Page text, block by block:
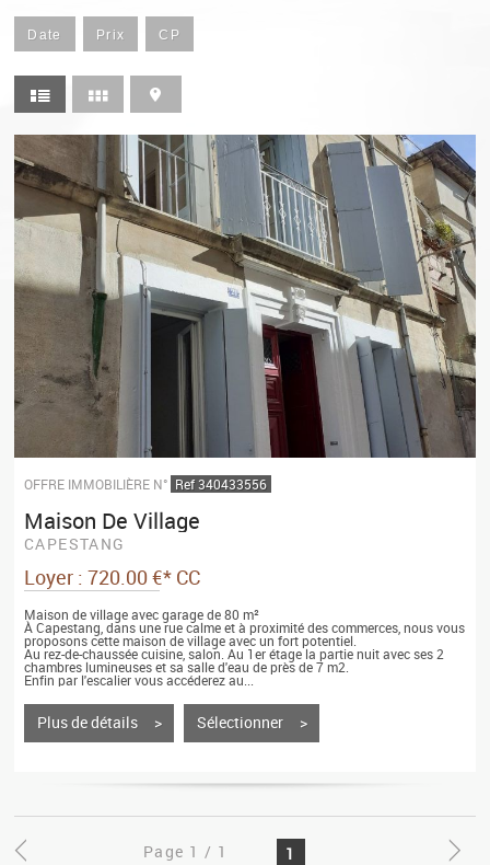
Date Prix CP
OFFRE IMMOBILIÈRE N° Ref 340433556
Maison De Village
CAPESTANG
Loyer : 720.00 €* CC
Maison de village avec garage de 80 m²
À Capestang, dans une rue calme et à proximité des commerces, nous vous
proposons cette maison de village avec un fort potentiel.
Au rez-de-chaussée cuisine, salon. Au 1er étage la partie nuit avec ses 2
chambres lumineuses et sa salle d'eau de près de 7 m2.
Enfin par l'escalier vous accéderez au...
Plus de détails > Sélectionner >
Page 1 / 1 1